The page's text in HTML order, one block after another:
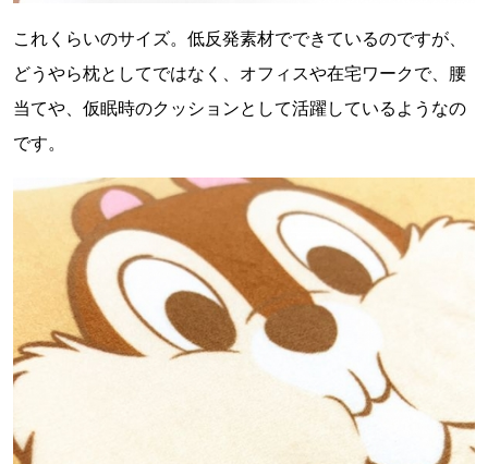
これくらいのサイズ。低反発素材でできているのですが、
どうやら枕としてではなく、オフィスや在宅ワークで、腰
当てや、仮眠時のクッションとして活躍しているようなの
です。